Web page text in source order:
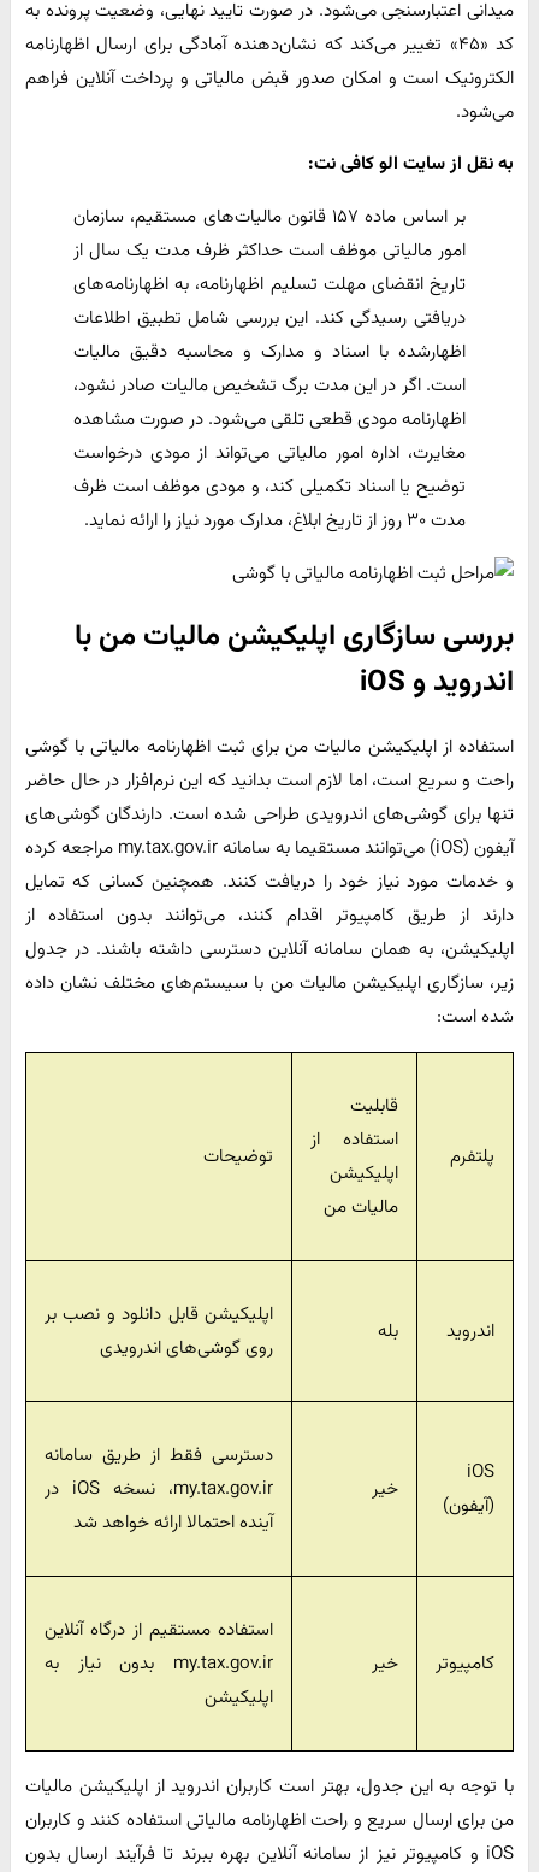
میدانی اعتبارسنجی می‌شود. در صورت تایید نهایی، وضعیت پرونده به
کد «۴۵» تغییر می‌کند که نشان‌دهنده آمادگی برای ارسال اظهارنامه
الکترونیک است و امکان صدور قبض مالیاتی و پرداخت آنلاین فراهم
می‌شود.
به نقل از سایت الو کافی نت:
بر اساس ماده ۱۵۷ قانون مالیات‌های مستقیم، سازمان
امور مالیاتی موظف است حداکثر ظرف مدت یک سال از
تاریخ انقضای مهلت تسلیم اظهارنامه، به اظهارنامه‌های
دریافتی رسیدگی کند. این بررسی شامل تطبیق اطلاعات
اظهارشده با اسناد و مدارک و محاسبه دقیق مالیات
است. اگر در این مدت برگ تشخیص مالیات صادر نشود،
اظهارنامه مودی قطعی تلقی می‌شود. در صورت مشاهده
مغایرت، اداره امور مالیاتی می‌تواند از مودی درخواست
توضیح یا اسناد تکمیلی کند، و مودی موظف است ظرف
مدت ۳۰ روز از تاریخ ابلاغ، مدارک مورد نیاز را ارائه نماید.
بررسی سازگاری اپلیکیشن مالیات من با
اندروید و iOS
استفاده از اپلیکیشن مالیات من برای ثبت اظهارنامه مالیاتی با گوشی
راحت و سریع است، اما لازم است بدانید که این نرم‌افزار در حال حاضر
تنها برای گوشی‌های اندرویدی طراحی شده است. دارندگان گوشی‌های
آیفون (iOS) می‌توانند مستقیما به سامانه my.tax.gov.ir مراجعه کرده
و خدمات مورد نیاز خود را دریافت کنند. همچنین کسانی که تمایل
دارند از طریق کامپیوتر اقدام کنند، می‌توانند بدون استفاده از
اپلیکیشن، به همان سامانه آنلاین دسترسی داشته باشند. در جدول
زیر، سازگاری اپلیکیشن مالیات من با سیستم‌های مختلف نشان داده
شده است:
پلتفرم
قابلیت
استفاده از
اپلیکیشن
مالیات من
توضیحات
اندروید بله
اپلیکیشن قابل دانلود و نصب بر
روی گوشی‌های اندرویدی
iOS
(آیفون)
خیر
دسترسی فقط از طریق سامانه
my.tax.gov.ir، نسخه iOS در
آینده احتمالا ارائه خواهد شد
کامپیوتر خیر
استفاده مستقیم از درگاه آنلاین
my.tax.gov.ir بدون نیاز به
اپلیکیشن
با توجه به این جدول، بهتر است کاربران اندروید از اپلیکیشن مالیات
من برای ارسال سریع و راحت اظهارنامه مالیاتی استفاده کنند و کاربران
iOS و کامپیوتر نیز از سامانه آنلاین بهره ببرند تا فرآیند ارسال بدون